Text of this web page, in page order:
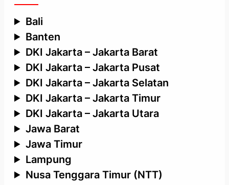
Bali
Banten
DKI Jakarta – Jakarta Barat
DKI Jakarta – Jakarta Pusat
DKI Jakarta – Jakarta Selatan
DKI Jakarta – Jakarta Timur
DKI Jakarta – Jakarta Utara
Jawa Barat
Jawa Timur
Lampung
Nusa Tenggara Timur (NTT)